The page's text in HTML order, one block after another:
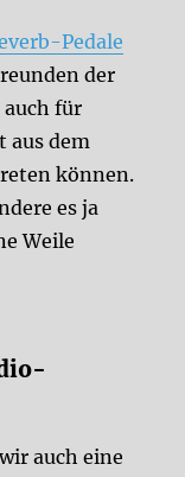
Pedale
der
auch für
aus dem
können.
es ja
Weile
auch eine